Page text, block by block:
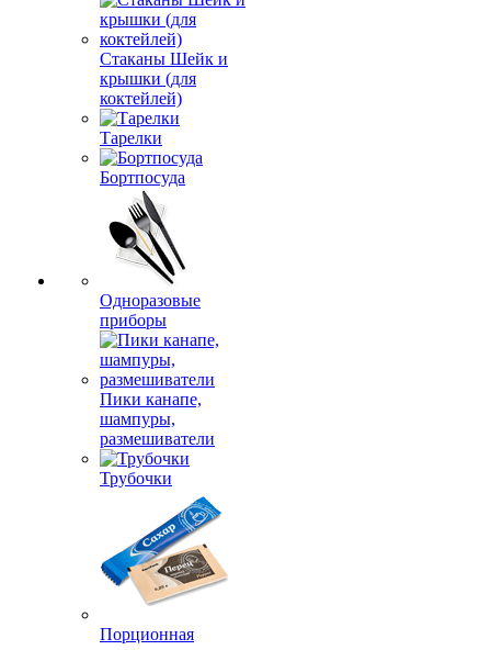
Стаканы Шейк и
крышки (для
коктейлей)
Тарелки
Бортпосуда
Одноразовые
приборы
Пики канапе,
шампуры,
размешиватели
Трубочки
Порционная